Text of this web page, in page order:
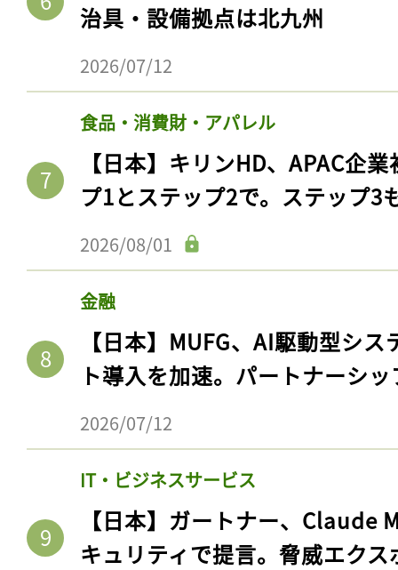
治具・設備拠点は北九州
2026/07/12
食品・消費財・アパレル
【日本】キリンHD、APAC企
プ1とステップ2で。ステップ3
2026/08/01
金融
【日本】MUFG、AI駆動型シ
ト導入を加速。パートナーシ
2026/07/12
IT・ビジネスサービス
【日本】ガートナー、Claude
キュリティで提言。脅威エク
記事をお気に入りに
ログインが必
ログイン